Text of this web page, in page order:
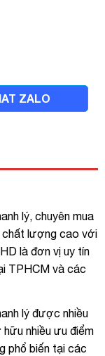
ZALO
lý, chuyên mua
chất lượng cao với
là đơn vị uy tín
TPHCM và các
lý được nhiều
nhiều ưu điểm
phổ biến tại các